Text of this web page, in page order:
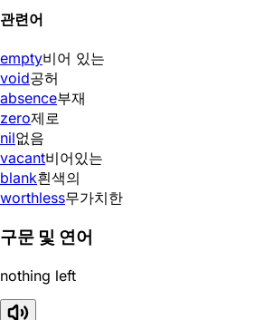
관련어
empty비어 있는
void공허
absence부재
zero제로
nil없음
vacant비어있는
blank흰색의
worthless무가치한
구문 및 연어
nothing left